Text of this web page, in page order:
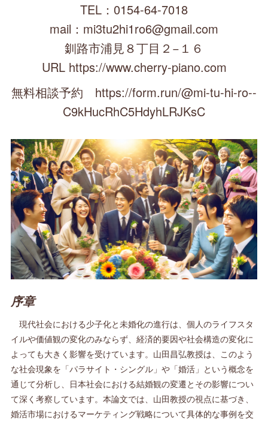
TEL：0154-64-7018
mail：mi3tu2hi1ro6@gmail.com
釧路市浦見８丁目２−１６
URL https://www.cherry-piano.com
無料相談予約 https://form.run/@mi-tu-hi-ro--
C9kHucRhC5HdyhLRJKsC
序章
現代社会における少子化と未婚化の進行は、個人のライフスタ
イルや価値観の変化のみならず、経済的要因や社会構造の変化に
よっても大きく影響を受けています。山田昌弘教授は、このよう
な社会現象を「パラサイト・シングル」や「婚活」という概念を
通じて分析し、日本社会における結婚観の変遷とその影響につい
て深く考察しています。本論文では、山田教授の視点に基づき、
婚活市場におけるマーケティング戦略について具体的な事例を交